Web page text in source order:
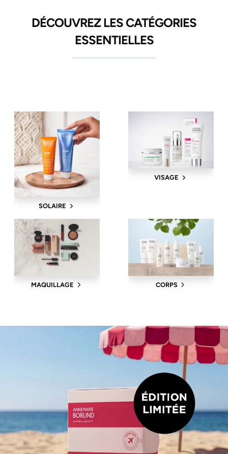
DÉCOUVREZ LES CATÉGORIES
ESSENTIELLES
SOLAIRE
VISAGE
MAQUILLAGE CORPS